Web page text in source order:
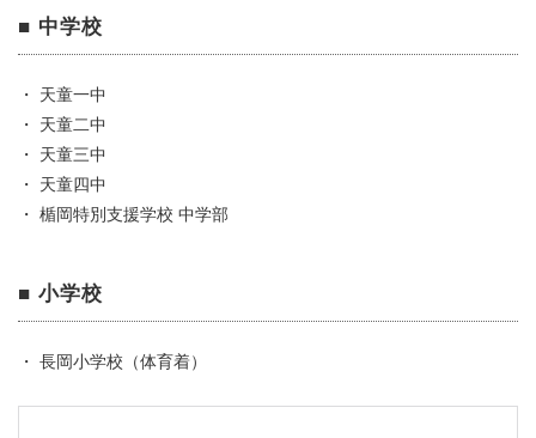
■ 中学校
・ 天童一中
・ 天童二中
・ 天童三中
・ 天童四中
・ 楯岡特別支援学校 中学部
■ 小学校
・ 長岡小学校（体育着）